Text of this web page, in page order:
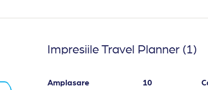
Impresiile Travel Planner (1)
Amplasare 10